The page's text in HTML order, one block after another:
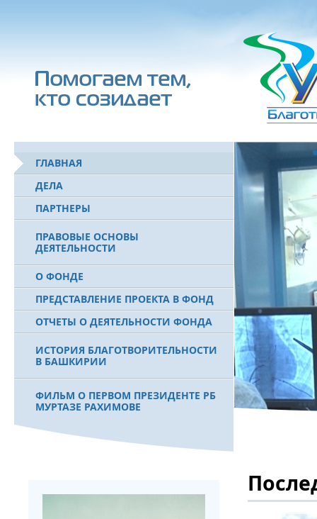
ГЛАВНАЯ
ДЕЛА
ПАРТНЕРЫ
ПРАВОВЫЕ ОСНОВЫ
ДЕЯТЕЛЬНОСТИ
О ФОНДЕ
ПРЕДСТАВЛЕНИЕ ПРОЕКТА В ФОНД
ОТЧЕТЫ О ДЕЯТЕЛЬНОСТИ ФОНДА
ИСТОРИЯ БЛАГОТВОРИТЕЛЬНОСТИ
В БАШКИРИИ
ФИЛЬМ О ПЕРВОМ ПРЕЗИДЕНТЕ РБ
МУРТАЗЕ РАХИМОВЕ